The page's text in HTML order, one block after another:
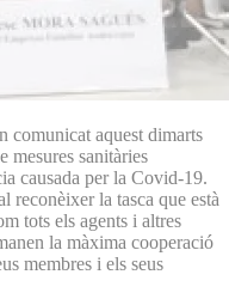
comunicat aquest dimarts
mesures sanitàries
causada per la Covid-19.
reconèixer la tasca que està
tots els agents i altres
la màxima cooperació
membres i els seus